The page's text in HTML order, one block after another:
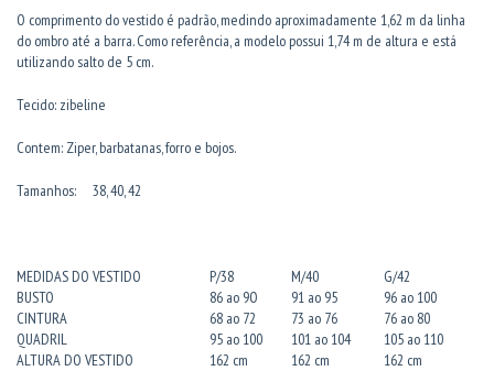
O comprimento do vestido é padrão, medindo aproximadamente 1,62 m da linha
do ombro até a barra. Como referência, a modelo possui 1,74 m de altura e está
utilizando salto de 5 cm.
Tecido: zibeline
Contem: Ziper, barbatanas, forro e bojos.
Tamanhos: 38, 40, 42
MEDIDAS DO VESTIDO P/38 M/40
G/42
BUSTO
86 ao 9O 91 ao 95
96 ao 100
CINTURA
68 ao 72 73 ao 76
76 ao 80
QUADRIL
95 ao 100 101 ao 104
105 ao 110
ALTURA DO VESTIDO
162 cm 162 cm 162 cm